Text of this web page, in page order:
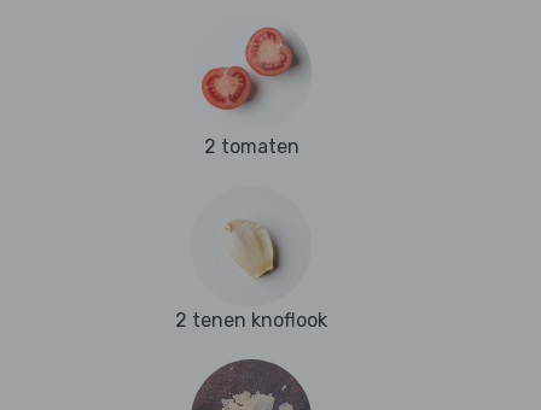
2 tomaten
2 tenen knoflook